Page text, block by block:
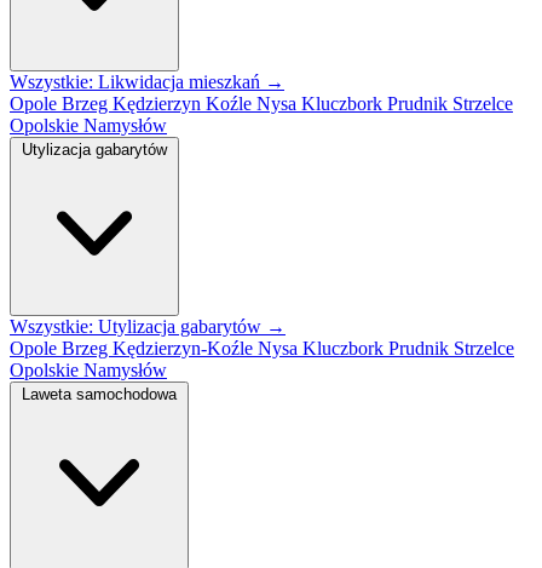
Wszystkie: Likwidacja mieszkań →
Opole Brzeg Kędzierzyn Koźle Nysa Kluczbork Prudnik Strzelce
Opolskie Namysłów
Utylizacja gabarytów
Wszystkie: Utylizacja gabarytów →
Opole Brzeg Kędzierzyn-Koźle Nysa Kluczbork Prudnik Strzelce
Opolskie Namysłów
Laweta samochodowa